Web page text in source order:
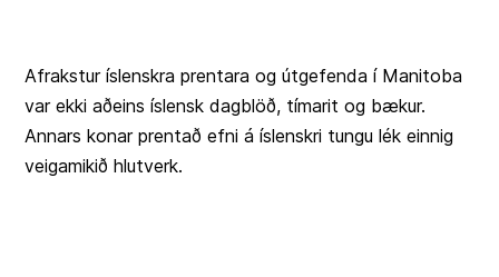
Afrakstur íslenskra prentara og útgefenda í Manitoba
var ekki aðeins íslensk dagblöð, tímarit og bækur.
Annars konar prentað efni á íslenskri tungu lék einnig
veigamikið hlutverk.